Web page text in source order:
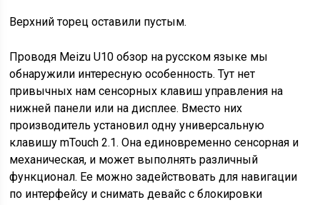
Верхний торец оставили пустым.
Проводя Meizu U10 обзор на русском языке мы
обнаружили интересную особенность. Тут нет
привычных нам сенсорных клавиш управления на
нижней панели или на дисплее. Вместо них
производитель установил одну универсальную
клавишу mTouch 2.1. Она единовременно сенсорная и
механическая, и может выполнять различный
функционал. Ее можно задействовать для навигации
по интерфейсу и снимать девайс с блокировки